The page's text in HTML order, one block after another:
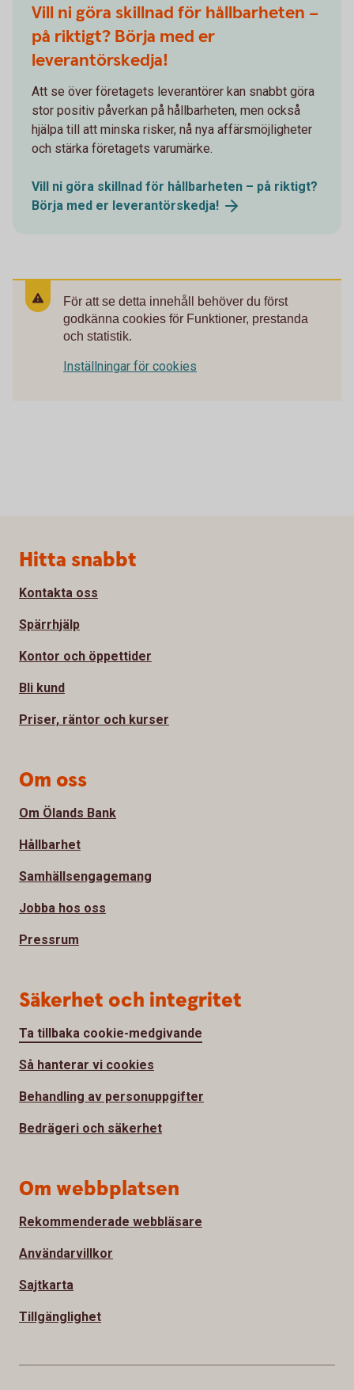
Vill ni göra skillnad för hållbarheten –
på riktigt? Börja med er
leverantörskedja!
Att se över företagets leverantörer kan snabbt göra
stor positiv påverkan på hållbarheten, men också
hjälpa till att minska risker, nå nya affärsmöjligheter
och stärka företagets varumärke.
Vill ni göra skillnad för hållbarheten – på riktigt?
Börja med er leverantörskedja!
För att se detta innehåll behöver du först
godkänna cookies för Funktioner, prestanda
och statistik.
Inställningar för cookies
Sidfot
Hitta snabbt
Kontakta oss
Spärrhjälp
Kontor och öppettider
Bli kund
Priser, räntor och kurser
Om oss
Om Ölands Bank
Hållbarhet
Samhällsengagemang
Jobba hos oss
Pressrum
Säkerhet och integritet
Ta tillbaka cookie-medgivande
Så hanterar vi cookies
Behandling av personuppgifter
Bedrägeri och säkerhet
Om webbplatsen
Rekommenderade webbläsare
Användarvillkor
Sajtkarta
Tillgänglighet